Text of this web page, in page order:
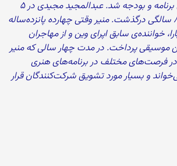
مشاور و ريسی سازمان برنامه و بودجه شد. عبدالمجید مجیدی در ۵
اسفند ۱۳۹۲ در سن ۸۵ سالگی درگذشت. منیر وقتی چهارده پانزده‌ساله
خواننده‌ی سابق اپرای وین و از مهاجران
موسیقی پرداخت. در مدت چهار سالی که منیر
در فرصت‌های مختلف در برنامه‌های هنری
و بسیار مورد تشویق شرکت‌کنندگان قرار